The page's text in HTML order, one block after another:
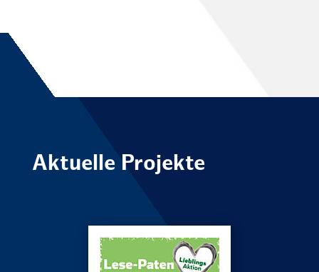
Aktuelle Pro­jekte